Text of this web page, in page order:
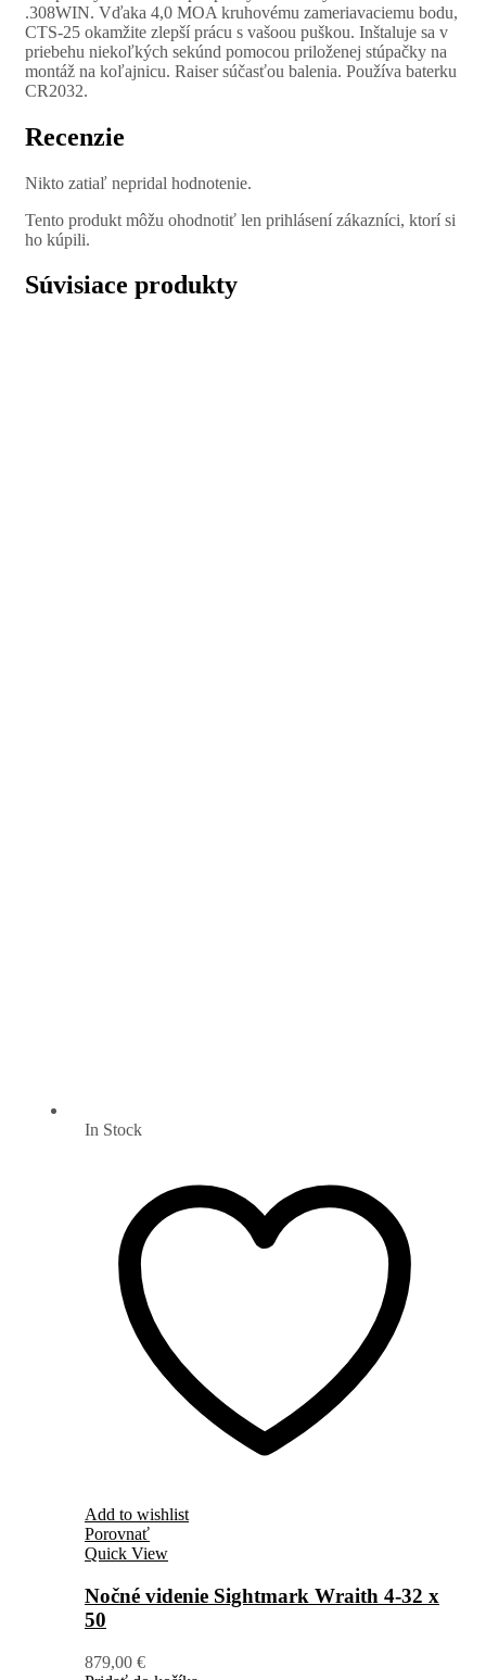
.308WIN. Vďaka 4,0 MOA kruhovému zameriavaciemu bodu,
CTS-25 okamžite zlepší prácu s vašoou puškou. Inštaluje sa v
priebehu niekoľkých sekúnd pomocou priloženej stúpačky na
montáž na koľajnicu. Raiser súčasťou balenia. Používa baterku
CR2032.
Recenzie
Nikto zatiaľ nepridal hodnotenie.
Tento produkt môžu ohodnotiť len prihlásení zákazníci, ktorí si
ho kúpili.
Súvisiace produkty
In Stock
Add to wishlist
Porovnať
Quick View
Nočné videnie Sightmark Wraith 4-32 x
50
879,00 €